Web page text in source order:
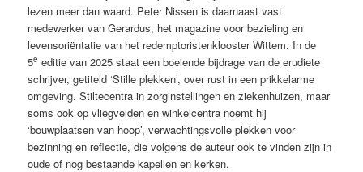
lezen meer dan waard. Peter Nissen is daarnaast vast
medewerker van Gerardus, het magazine voor bezieling en
levensoriëntatie van het redemptoristenklooster Wittem. In de
5e editie van 2025 staat een boeiende bijdrage van de erudiete
schrijver, getiteld ‘Stille plekken’, over rust in een prikkelarme
omgeving. Stiltecentra in zorginstellingen en ziekenhuizen, maar
soms ook op vliegvelden en winkelcentra noemt hij
‘bouwplaatsen van hoop’, verwachtingsvolle plekken voor
bezinning en reflectie, die volgens de auteur ook te vinden zijn in
oude of nog bestaande kapellen en kerken.